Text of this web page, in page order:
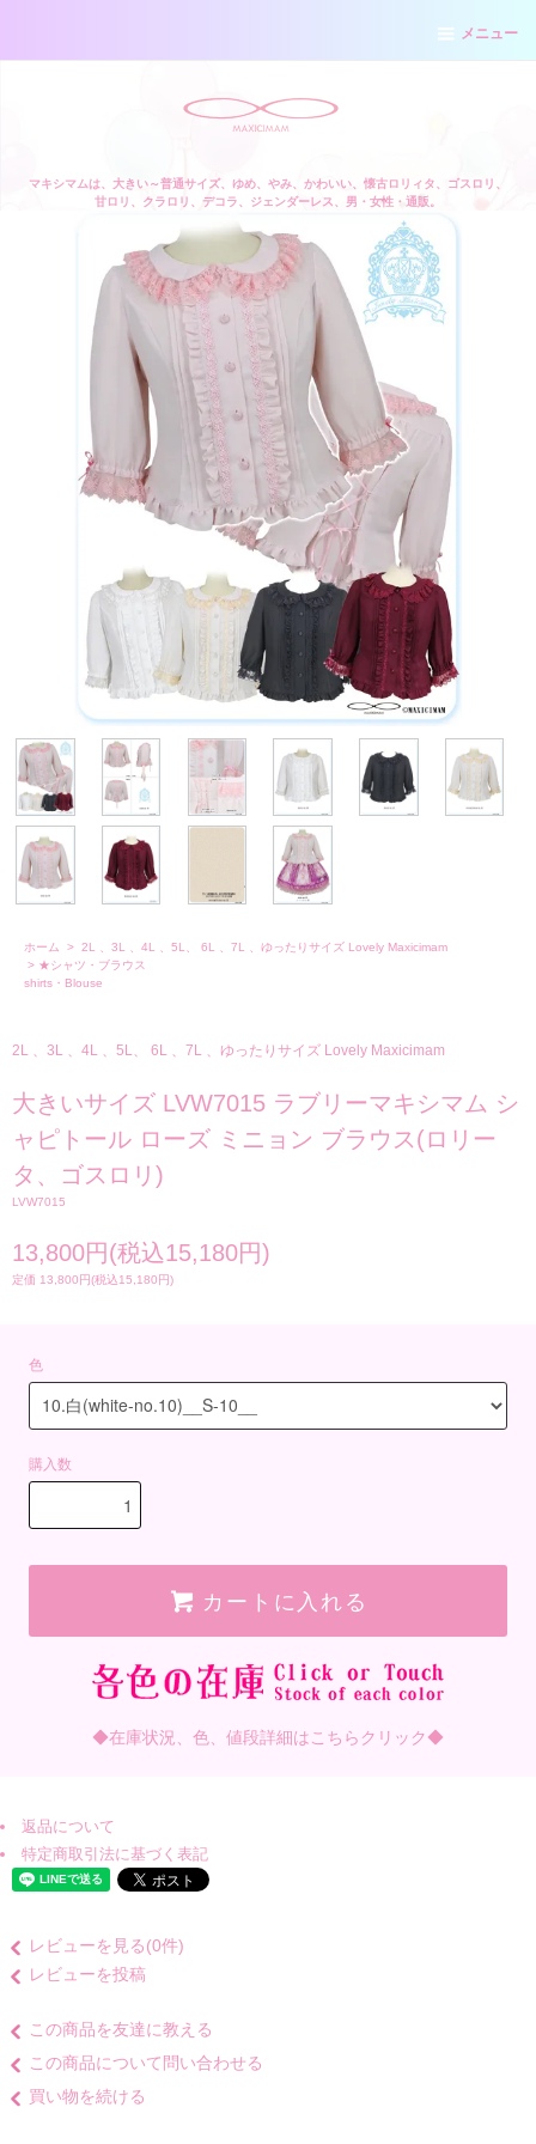
メニュー
マキシマムは、大きい～普通サイズ、ゆめ、やみ、かわいい、懐古ロリィタ、ゴスロリ、
甘ロリ、クラロリ、デコラ、ジェンダーレス、男・女性・通販。
ホーム > 2L 、3L 、4L 、5L、 6L 、7L 、ゆったりサイズ Lovely Maxicimam
> ★シャツ・ブラウス
shirts・Blouse
2L 、3L 、4L 、5L、 6L 、7L 、ゆったりサイズ Lovely Maxicimam
大きいサイズ LVW7015 ラブリーマキシマム シ
ャピトール ローズ ミニョン ブラウス(ロリー
タ、ゴスロリ)
LVW7015
13,800円(税込15,180円)
定価 13,800円(税込15,180円)
色
購入数
カートに入れる
◆在庫状況、色、値段詳細はこちらクリック◆
返品について
特定商取引法に基づく表記
レビューを見る(0件)
レビューを投稿
この商品を友達に教える
この商品について問い合わせる
買い物を続ける